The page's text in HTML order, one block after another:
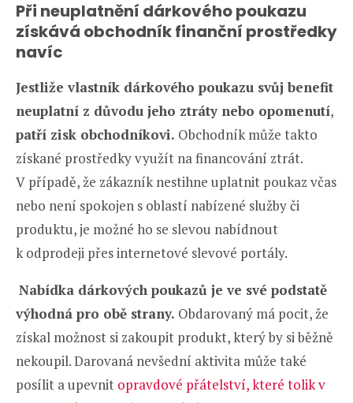
Při neuplatnění dárkového poukazu
získává obchodník finanční prostředky
navíc
Jestliže vlastník dárkového poukazu svůj benefit
neuplatní z důvodu jeho ztráty nebo opomenutí,
patří zisk obchodníkovi. Obchodník může takto
získané prostředky využít na financování ztrát.
V případě, že zákazník nestihne uplatnit poukaz včas
nebo není spokojen s oblastí nabízené služby či
produktu, je možné ho se slevou nabídnout
k odprodeji přes internetové slevové portály.
Nabídka dárkových poukazů je ve své podstatě
výhodná pro obě strany. Obdarovaný má pocit, že
získal možnost si zakoupit produkt, který by si běžně
nekoupil. Darovaná nevšední aktivita může také
posílit a upevnit opravdové přátelství, které tolik v